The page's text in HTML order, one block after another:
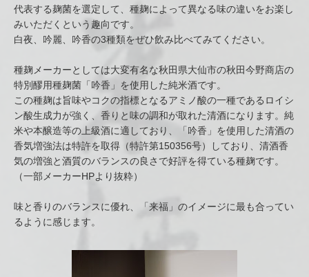
代表する麹菌を選定して、種麹によって異なる味の違いをお楽し
みいただくという趣向です。
白夜、吟麗、吟香の3種類をぜひ飲み比べてみてください。
種麹メーカーとしては大変有名な秋田県大仙市の秋田今野商店の
特別醪用種麹菌「吟香」を使用した純米酒です。
この種麹は旨味やコクの指標となるアミノ酸の一種であるロイシ
ン酸生成力が強く、香りと味の調和が取れた清酒になります。純
米や本醸造等の上級酒に適しており、「吟香」を使用した清酒の
香気増強法は特許を取得（特許第150356号）しており、清酒香
気の増強と酒質のバランスの良さで好評を得ている種麹です。
（一部メーカーHPより抜粋）
味と香りのバランスに優れ、「来福」のイメージに最も合ってい
るように感じます。